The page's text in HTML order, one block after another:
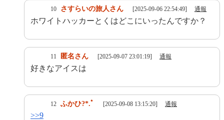
10 さすらいの旅人さん [2025-09-06 22:54:49] 通報
ホワイトハッカーとくはどこにいったんですか？
11 匿名さん [2025-09-07 23:01:19] 通報
好きなアイスは
12 ふかひ?*.ﾟ [2025-09-08 13:15:20] 通報
>>9